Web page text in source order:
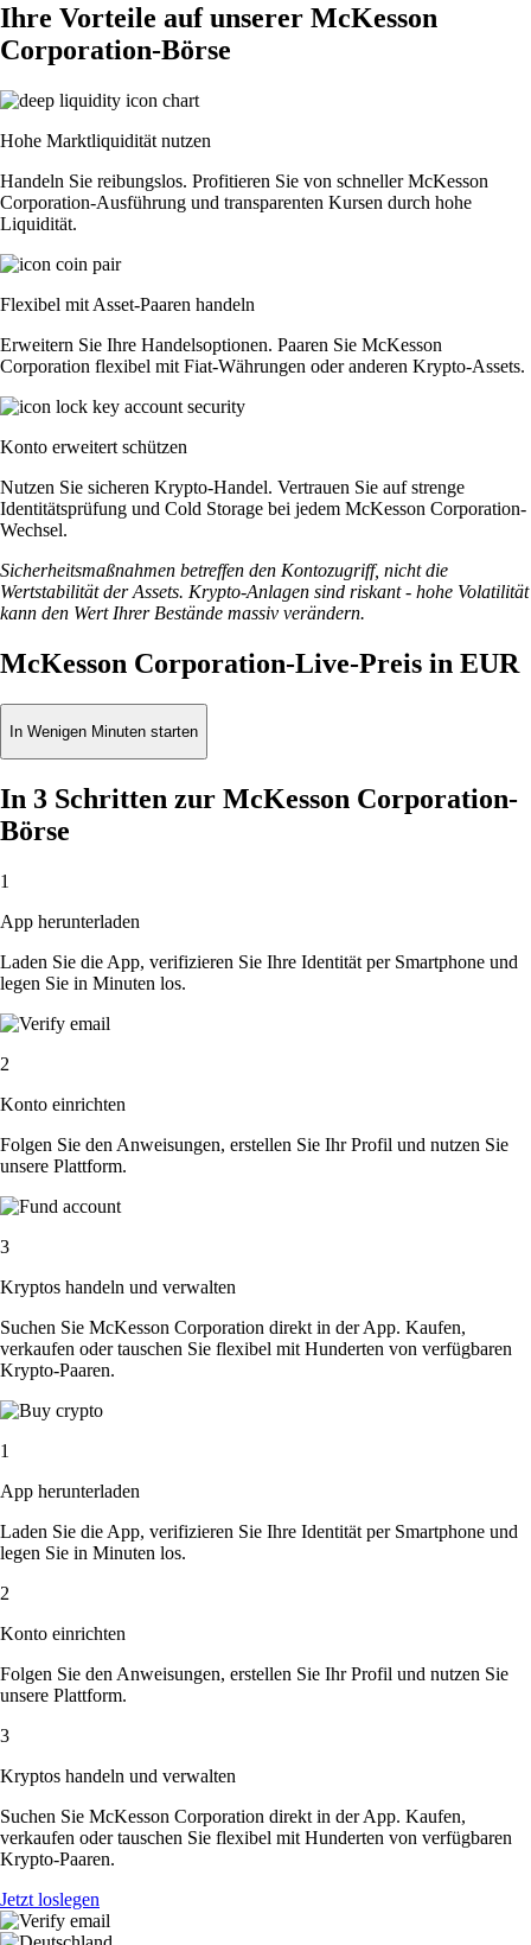
Ihre Vorteile auf unserer McKesson
Corporation-Börse
Hohe Marktliquidität nutzen
Handeln Sie reibungslos. Profitieren Sie von schneller McKesson
Corporation-Ausführung und transparenten Kursen durch hohe
Liquidität.
Flexibel mit Asset-Paaren handeln
Erweitern Sie Ihre Handelsoptionen. Paaren Sie McKesson
Corporation flexibel mit Fiat-Währungen oder anderen Krypto-Assets.
Konto erweitert schützen
Nutzen Sie sicheren Krypto-Handel. Vertrauen Sie auf strenge
Identitätsprüfung und Cold Storage bei jedem McKesson Corporation-
Wechsel.
Sicherheitsmaßnahmen betreffen den Kontozugriff, nicht die
Wertstabilität der Assets. Krypto-Anlagen sind riskant - hohe Volatilität
kann den Wert Ihrer Bestände massiv verändern.
McKesson Corporation-Live-Preis in EUR
In Wenigen Minuten starten
In 3 Schritten zur McKesson Corporation-
Börse
1
App herunterladen
Laden Sie die App, verifizieren Sie Ihre Identität per Smartphone und
legen Sie in Minuten los.
2
Konto einrichten
Folgen Sie den Anweisungen, erstellen Sie Ihr Profil und nutzen Sie
unsere Plattform.
3
Kryptos handeln und verwalten
Suchen Sie McKesson Corporation direkt in der App. Kaufen,
verkaufen oder tauschen Sie flexibel mit Hunderten von verfügbaren
Krypto-Paaren.
1
App herunterladen
Laden Sie die App, verifizieren Sie Ihre Identität per Smartphone und
legen Sie in Minuten los.
2
Konto einrichten
Folgen Sie den Anweisungen, erstellen Sie Ihr Profil und nutzen Sie
unsere Plattform.
3
Kryptos handeln und verwalten
Suchen Sie McKesson Corporation direkt in der App. Kaufen,
verkaufen oder tauschen Sie flexibel mit Hunderten von verfügbaren
Krypto-Paaren.
Jetzt loslegen